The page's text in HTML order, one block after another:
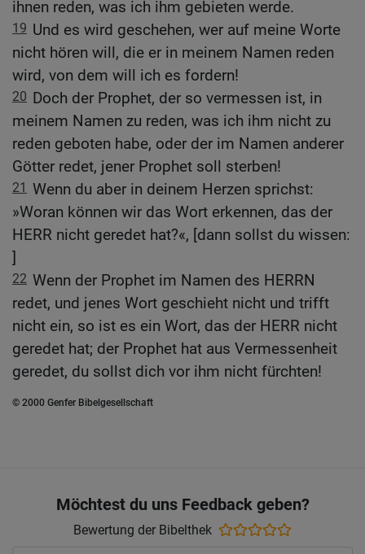
ihnen reden, was ich ihm gebieten werde.
19 Und es wird geschehen, wer auf meine Worte
nicht hören will, die er in meinem Namen reden
wird, von dem will ich es fordern!
20 Doch der Prophet, der so vermessen ist, in
meinem Namen zu reden, was ich ihm nicht zu
reden geboten habe, oder der im Namen anderer
Götter redet, jener Prophet soll sterben!
21 Wenn du aber in deinem Herzen sprichst:
»Woran können wir das Wort erkennen, das der
HERR nicht geredet hat?«, [dann sollst du wissen:
]
22 Wenn der Prophet im Namen des HERRN
redet, und jenes Wort geschieht nicht und trifft
nicht ein, so ist es ein Wort, das der HERR nicht
geredet hat; der Prophet hat aus Vermessenheit
geredet, du sollst dich vor ihm nicht fürchten!
© 2000 Genfer Bibelgesellschaft
Möchtest du uns Feedback geben?
Bewertung der Bibelthek